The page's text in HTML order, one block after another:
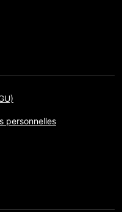
personnelles